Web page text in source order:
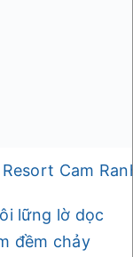
Cam
lững lờ dọc
đềm chảy